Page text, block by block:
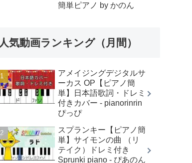
簡単ピアノ by かのん
人気動画ランキング（月間）
アメイジングデジタルサ
ーカス OP【ピアノ簡
単】日本語歌詞・ドレミ
付きカバー - pianorinrin
ぴっぴ
スプランキー【ピアノ簡
単】サイモンの曲 （リ
テイク）ドレミ付き
Sprunki piano - ぴあのん